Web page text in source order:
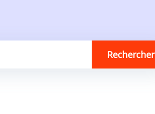
Rechercher